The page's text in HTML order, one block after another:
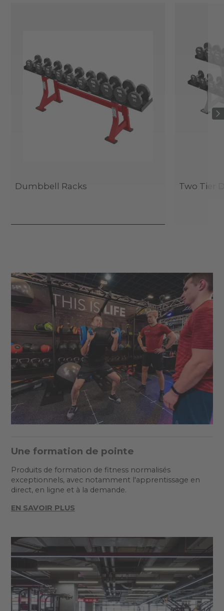
Dumbbell Racks Two Tier
Une formation de pointe
Produits de formation de fitness normalisés
exceptionnels, avec notamment l'apprentissage en
direct, en ligne et à la demande.
EN SAVOIR PLUS